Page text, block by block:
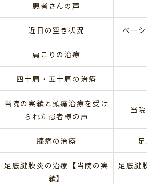
患者さんの声
近日の空き状況 ベー
肩こりの治療
四十肩・五十肩の治療
当院の実績と頭痛治療を受け
られた患者様の声
当
膝痛の治療
足底腱膜炎の治療【当院の実
績】
足底腱